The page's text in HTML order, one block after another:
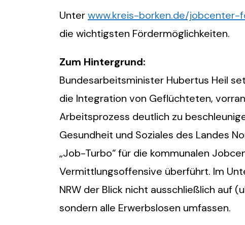
Unterwww.kreis-borken.de/jobcenter-
die wichtigsten Fördermöglichkeiten.
Zum Hintergrund:
Bundesarbeitsminister Hubertus Heil
die Integration von Geflüchteten,
Arbeitsprozess deutlich zu
Gesundheit und Soziales des Landes
„Job-Turbo“ für die kommunalen
Vermittlungsoffensive überführt. Im
NRW der Blick nicht ausschließlich auf
sondern alle Erwerbslosen umfassen.